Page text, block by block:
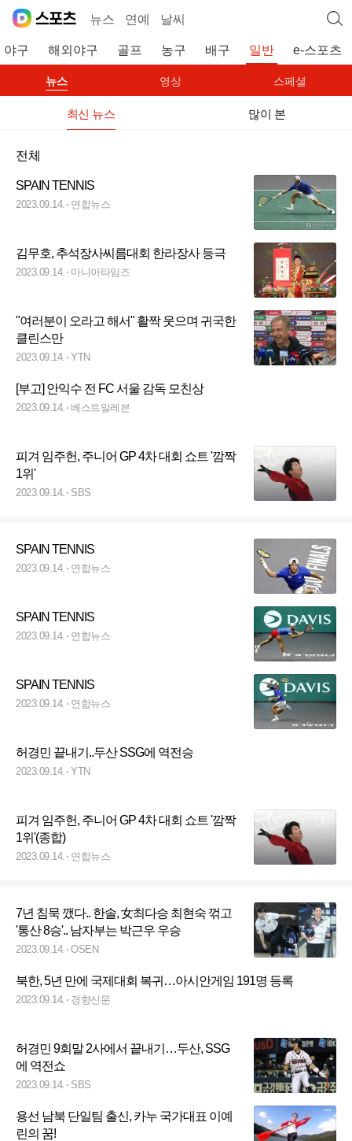
뉴스 연예 날씨
야구 해외야구 골프 농구 배구 일반 e-스포츠
뉴스 영상 스페셜
최신 뉴스 많이 본
전체
SPAIN TENNIS
2023.09.14. 연합뉴스
김무호, 추석장사씨름대회 한라장사 등극
2023.09.14. 마니아타임즈
"여러분이 오라고 해서" 활짝 웃으며 귀국한
클린스만
2023.09.14. YTN
[부고] 안익수 전 FC 서울 감독 모친상
2023.09.14. 베스트일레븐
피겨 임주헌, 주니어 GP 4차 대회 쇼트 '깜짝
1위'
2023.09.14. SBS
SPAIN TENNIS
2023.09.14. 연합뉴스
SPAIN TENNIS
2023.09.14. 연합뉴스
SPAIN TENNIS
2023.09.14. 연합뉴스
허경민 끝내기..두산 SSG에 역전승
2023.09.14. YTN
피겨 임주헌, 주니어 GP 4차 대회 쇼트 '깜짝
1위'(종합)
2023.09.14. 연합뉴스
7년 침묵 깼다.. 한솔, 女최다승 최현숙 꺾고
'통산 8승'.. 남자부는 박근우 우승
2023.09.14. OSEN
북한, 5년 만에 국제대회 복귀…아시안게임 191명 등록
2023.09.14. 경향신문
허경민 9회말 2사에서 끝내기…두산, SSG
에 역전쇼
2023.09.14. SBS
용선 남북 단일팀 출신, 카누 국가대표 이예
린의 꿈!